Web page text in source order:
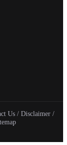
Us / Disclaimer /